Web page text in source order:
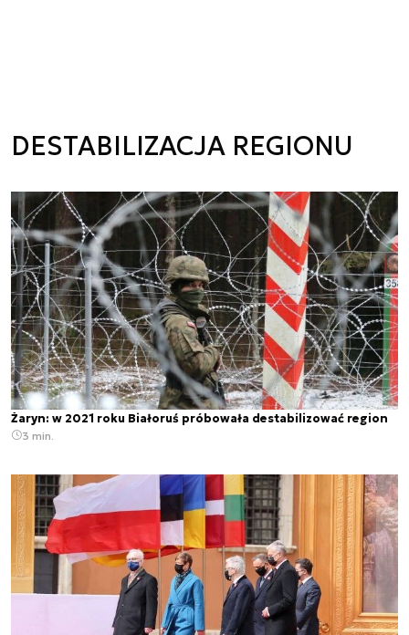
DESTABILIZACJA REGIONU
Żaryn: w 2021 roku Białoruś próbowała destabilizować region
3 min.